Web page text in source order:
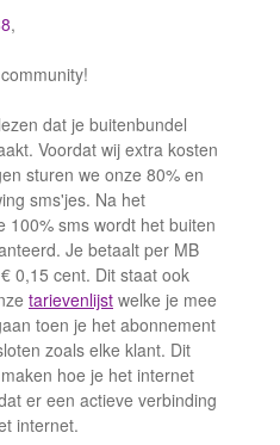
,
dat je buitenbundel
Voordat wij extra kosten
sturen we onze 80% en
sms'jes. Na het
100% sms wordt het buiten
Je betaalt per MB
0,15 cent. Dit staat ook
tarievenlijst welke je mee
toen je het abonnement
zoals elke klant. Dit
hoe je het internet
er een actieve verbinding
internet.